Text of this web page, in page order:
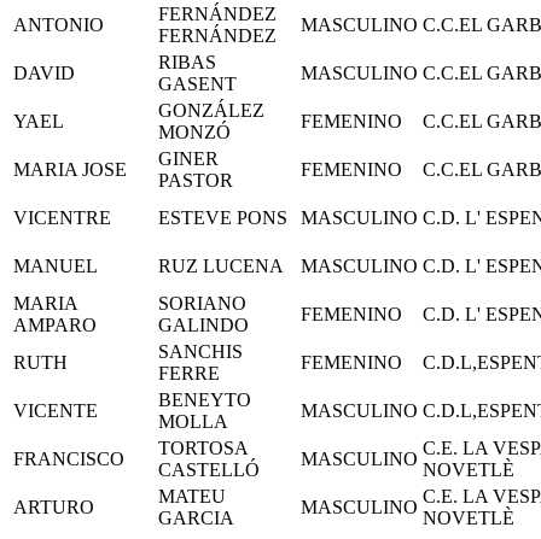
ANTONIO
FERNÁNDEZ
FERNÁNDEZ
MASCULINO C.C.EL
DAVID
RIBAS
GASENT
MASCULINO C.C.EL
YAEL
GONZÁLEZ
MONZÓ
FEMENINO C.C.EL
MARIA JOSE
GINER
PASTOR
FEMENINO C.C.EL
VICENTRE ESTEVE PONS MASCULINO C.D. L'
MANUEL RUZ LUCENA MASCULINO C.D. L'
MARIA
AMPARO
SORIANO
GALINDO
FEMENINO C.D. L'
RUTH
SANCHIS
FERRE
FEMENINO
VICENTE
BENEYTO
MOLLA
MASCULINO
FRANCISCO
TORTOSA
CASTELLÓ
MASCULINO
C.E. LA
NOVETLÈ
ARTURO
MATEU
GARCIA
MASCULINO
C.E. LA
NOVETLÈ